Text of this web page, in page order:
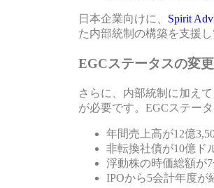
日本企業向けに、 Spirit
た内部統制の構築を支援し
EGCステータスの変
さらに、内部統制に加え
が必要です。EGCステー
年間売上高が12億
非転換社債が10億ド
浮動株の時価総額が
IPOから5会計年度が